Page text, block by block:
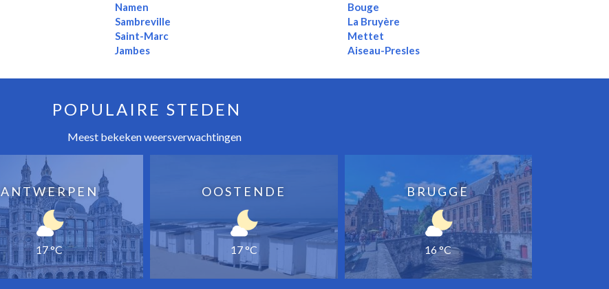
Namen
Sambreville
Saint-Marc
Jambes
Bouge
La Bruyère
Mettet
Aiseau-Presles
POPULAIRE STEDEN
Meest bekeken weersverwachtingen
ANTWERPEN
17 °C
OOSTENDE
17 °C
BRUGGE
16 °C